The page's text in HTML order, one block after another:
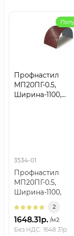
Профнастил
МП20ПГ-0.5,
Ширина-1100,
3534-01
Профнастил
МП20ПГ-0.5,
Ширина-1100,
МП20ПГ-0.5,
Ширина-1100,
2
1648.31р. /м2
Без НДС: 1648.31р.